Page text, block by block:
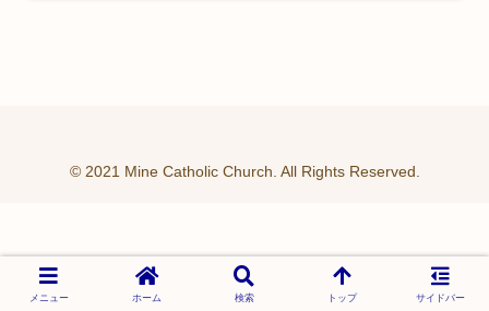
© 2021 Mine Catholic Church. All Rights Reserved.
メニュー ホーム 検索 トップ サイドバー